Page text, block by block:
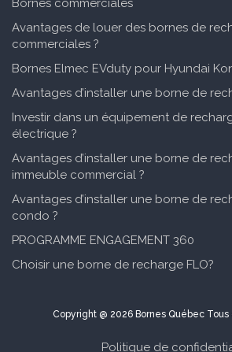
Bornes commerciales
Avantages de louer des bornes de
commerciales ?
Bornes Elmec EVduty pour Hyundai
Avantages d’installer une borne de
Investir dans un équipement de
électrique ?
Avantages d’installer une borne de
immeuble commercial ?
Avantages d’installer une borne de
condo ?
PROGRAMME ENGAGEMENT 360
Choisir une borne de recharge FLO?
Copyright @ 2026 Bornes Québec
Politique de